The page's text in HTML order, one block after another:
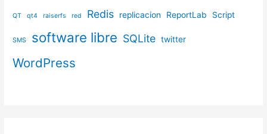
QT qt4 raiserfs red Redis replicacion ReportLab Script
SMS software libre SQLite twitter
WordPress